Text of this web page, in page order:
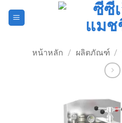
หน้าหลัก / ผลิตภัณฑ์ /